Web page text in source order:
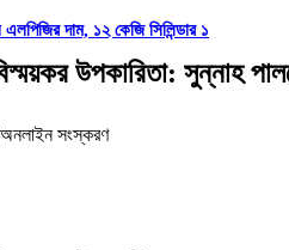
দাম, ১২ কেজি সিলিন্ডার ১
উপকারিতা: সুন্নাহ
অনলাইন সংস্করণ